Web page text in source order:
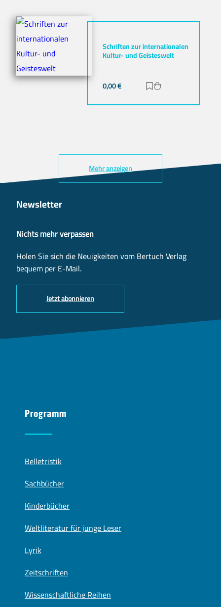
Schriften zur internationalen
Kultur- und Geisteswelt
0,00€ Zur Merkliste
Mehr anzeigen
Newsletter
Nichts mehr verpassen
Holen Sie sich die Neuigkeiten vom Bertuch Verlag
bequem per E-Mail.
Jetzt abonnieren
Programm
Belletristik
Sachbücher
Kinderbücher
Weltliteratur für junge Leser
Lyrik
Zeitschriften
Wissenschaftliche Reihen